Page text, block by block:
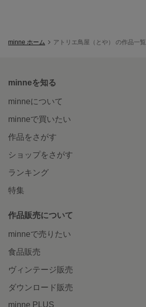
minne ホーム アトリエ鳥屋（とや） の作品一覧
minneを知る
minneについて
minneで買いたい
作品をさがす
ショップをさがす
ランキング
特集
作品販売について
minneで売りたい
食品販売
ヴィンテージ販売
ダウンロード販売
minne PLUS